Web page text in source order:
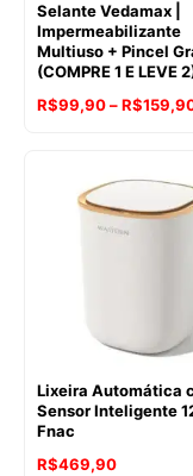
Selante Vedamax |
Impermeabilizante
Multiuso + Pincel
(COMPRE 1 E LEVE
R$99,90–R$
Lixeira Automática
Sensor Inteligente
Fnac
R$469,90